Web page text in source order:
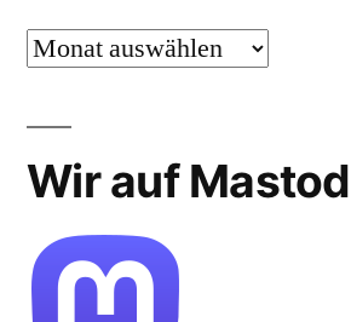
Archiv
Wir auf